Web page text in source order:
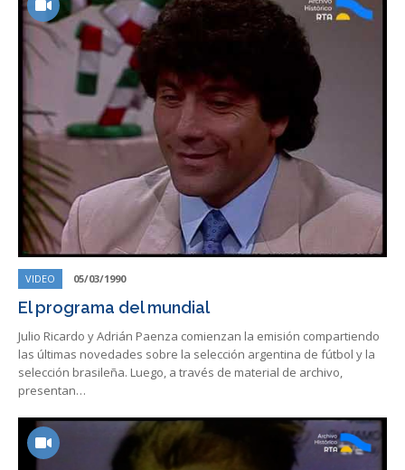
VIDEO 05/03/1990
El programa del mundial
Julio Ricardo y Adrián Paenza comienzan la emisión compartiendo
las últimas novedades sobre la selección argentina de fútbol y la
selección brasileña. Luego, a través de material de archivo,
presentan…